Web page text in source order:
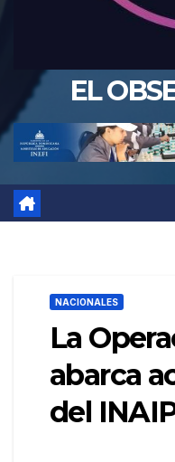
EL
NACIONALES
La
abarca
del